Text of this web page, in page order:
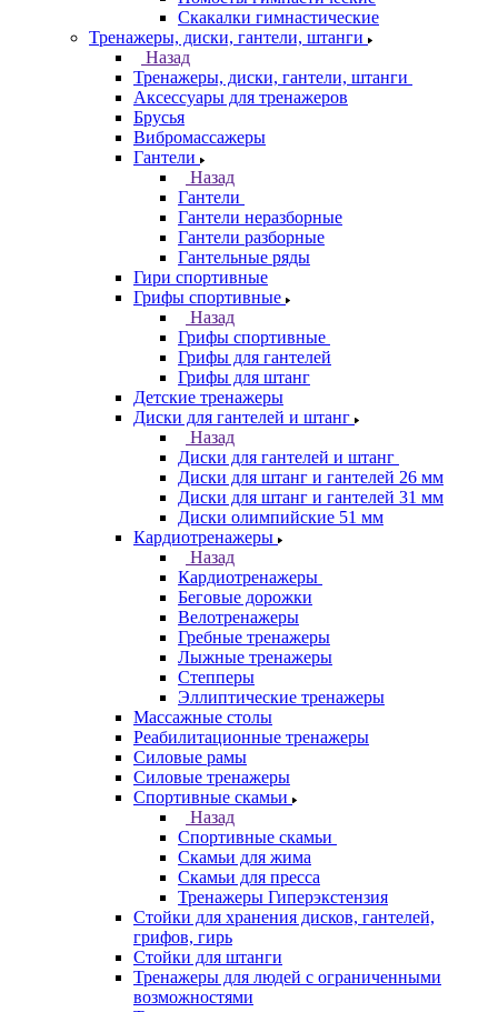
Скакалки гимнастические
Тренажеры, диски, гантели, штанги
Назад
Тренажеры, диски, гантели, штанги
Аксессуары для тренажеров
Брусья
Вибромассажеры
Гантели
Назад
Гантели
Гантели неразборные
Гантели разборные
Гантельные ряды
Гири спортивные
Грифы спортивные
Назад
Грифы спортивные
Грифы для гантелей
Грифы для штанг
Детские тренажеры
Диски для гантелей и штанг
Назад
Диски для гантелей и штанг
Диски для штанг и гантелей 26 мм
Диски для штанг и гантелей 31 мм
Диски олимпийские 51 мм
Кардиотренажеры
Назад
Кардиотренажеры
Беговые дорожки
Велотренажеры
Гребные тренажеры
Лыжные тренажеры
Степперы
Эллиптические тренажеры
Массажные столы
Реабилитационные тренажеры
Силовые рамы
Силовые тренажеры
Спортивные скамьи
Назад
Спортивные скамьи
Скамьи для жима
Скамьи для пресса
Тренажеры Гиперэкстензия
Стойки для хранения дисков, гантелей,
грифов, гирь
Стойки для штанги
Тренажеры для людей с ограниченными
возможностями